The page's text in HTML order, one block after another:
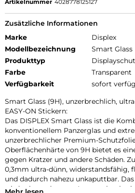
Artikelnummer 4028778125127
Zusätzliche Informationen
Marke
Displex
Modellbezeichnung
Smart Glass
Produkttyp
Farbe
Transparent
Verfügbarkeit
sofort
Smart Glass (9H), unzerbrechlich,
EASY-ON Stickern:
Das DISPLEX Smart Glass ist die
konventionellem Panzerglas und
unzerbrechlicher Premium-
Oberflächenhärte von 9H bietet es
gegen Kratzer und andere Schäden.
0,3mm ultra-dünn, widerstandsfähig,
und dadurch nahezu unkaputtbar. Das
wird mit modernster Lasertechnologie